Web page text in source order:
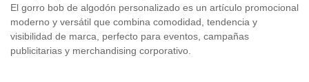
El gorro bob de algodón personalizado es un artículo promocional
moderno y versátil que combina comodidad, tendencia y
visibilidad de marca, perfecto para eventos, campañas
publicitarias y merchandising corporativo.